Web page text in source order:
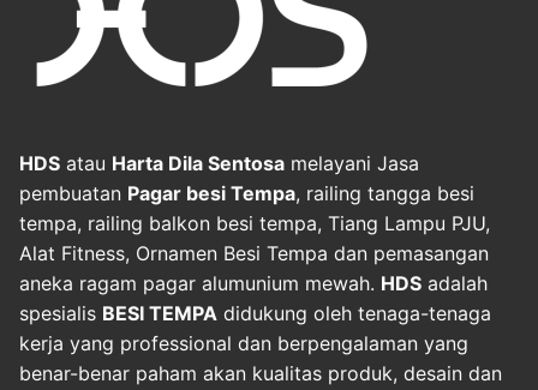
HDS atau Harta Dila Sentosa melayani Jasa
pembuatan Pagar besi Tempa, railing tangga besi
tempa, railing balkon besi tempa, Tiang Lampu PJU,
Alat Fitness, Ornamen Besi Tempa dan pemasangan
aneka ragam pagar alumunium mewah. HDS adalah
spesialis BESI TEMPA didukung oleh tenaga-tenaga
kerja yang professional dan berpengalaman yang
benar-benar paham akan kualitas produk, desain dan